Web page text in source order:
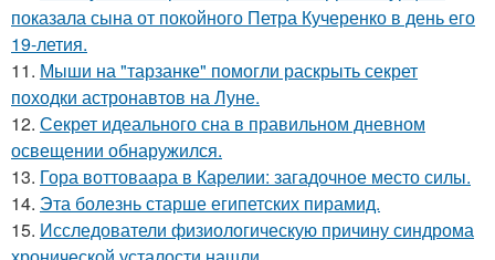
показала сына от покойного Петра Кучеренко в день его
19-летия.
11. Мыши на "тарзанке" помогли раскрыть секрет
походки астронавтов на Луне.
12. Секрет идеального сна в правильном дневном
освещении обнаружился.
13. Гора воттоваара в Карелии: загадочное место силы.
14. Эта болезнь старше египетских пирамид.
15. Исследователи физиологическую причину синдрома